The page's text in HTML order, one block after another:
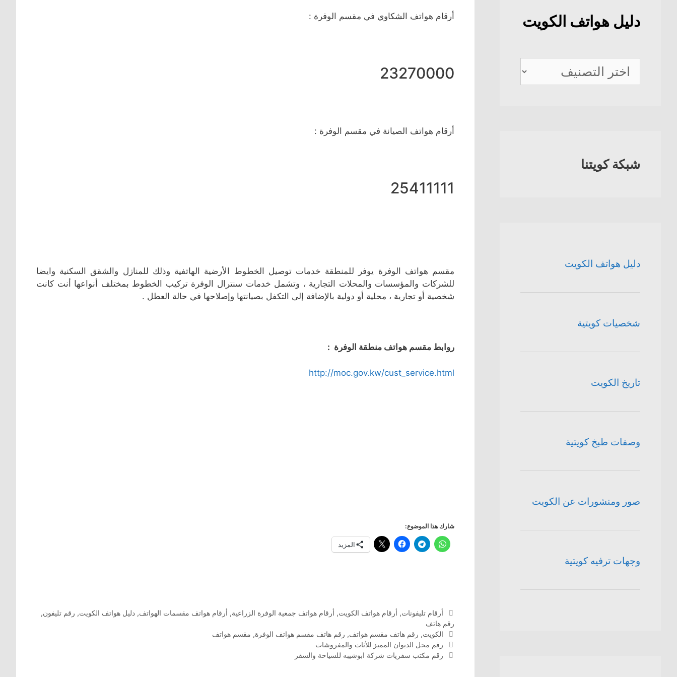
أرقام هواتف الشكاوي في مقسم الوفرة :
23270000
أرقام هواتف الصيانة في مقسم الوفرة :
25411111
مقسم هواتف الوفرة يوفر للمنطقة خدمات توصيل الخطوط الأرضية الهاتفية وذلك للمنازل والشقق السكنية وايضا
للشركات والمؤسسات والمحلات التجارية ، وتشمل خدمات سنترال الوفرة تركيب الخطوط بمختلف أنواعها أنت كانت
شخصية أو تجارية ، محلية أو دولية بالإضافة إلى التكفل بصيانتها وإصلاحها في حالة العطل .
روابط مقسم هواتف منطقة الوفرة :
http://moc.gov.kw/cust_service.html
شارك هذا الموضوع:
المزيد
التصنيفات
أرقام تليفونات, أرقام هواتف الكويت, أرقام هواتف جمعية الوفرة الزراعية, أرقام هواتف مقسمات الهواتف, دليل هواتف الكويت, رقم تليفون,
رقم هاتف
الوسوم
الكويت, رقم هاتف مقسم هواتف, رقم هاتف مقسم هواتف الوفرة, مقسم هواتف
رقم محل الديوان المميز للأثاث والمفروشات
رقم مكتب سفريات شركة ابوشيبه للسياحة والسفر
دليل هواتف الكويت
دليل
هواتف
شبكة كويتنا
دليل هواتف الكويت
شخصيات كويتية
تاريخ الكويت
وصفات طبخ كويتية
صور ومنشورات عن الكويت
وجهات ترفيه كويتية